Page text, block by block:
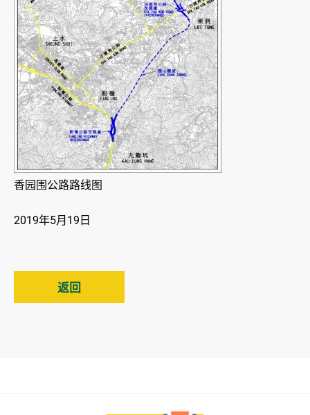
香园围公路路线图
2019年5月19日
返回